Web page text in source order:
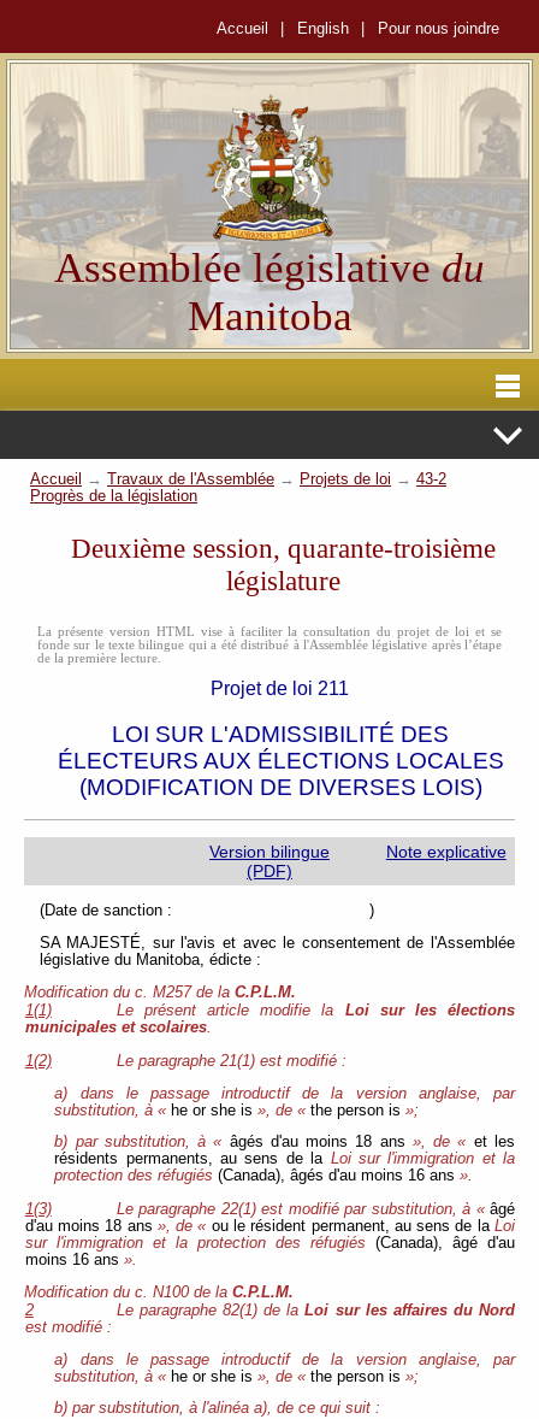
Accueil English Pour nous joindre
Assemblée législativedu
Manitoba
Accueil → Travaux de l'Assemblée → Projets de loi → 43-2
Progrès de la législation
Deuxième session, quarante-troisième
législature
La présente version HTML vise à faciliter la consultation du projet de loi et se
fonde sur le texte bilingue qui a été distribué à l'Assemblée législative après l’étape
de la première lecture.
Projet de loi 211
LOI SUR L'ADMISSIBILITÉ DES
ÉLECTEURS AUX ÉLECTIONS LOCALES
(MODIFICATION DE DIVERSES LOIS)
Version bilingue
(PDF)
Note explicative
(Date de sanction : )
SA MAJESTÉ, sur l'avis et avec le consentement de l'Assemblée
législative du Manitoba, édicte :
Modification du c. M257 de la C.P.L.M.
1(1)
Le présent article modifie la Loi sur les élections
municipales et scolaires.
1(2)
Le paragraphe 21(1) est modifié :
a) dans le passage introductif de la version anglaise, par
substitution, à « he or she is », de «the person is »;
b) par substitution, à « âgés d'au moins 18 ans », de « et les
résidents permanents, au sens de la Loi sur l'immigration et la
protection des réfugiés (Canada), âgés d'au moins 16 ans ».
1(3)
Le paragraphe 22(1) est modifié par substitution, à « âgé
d'au moins 18 ans », de « ou le résident permanent, au sens de laLoi
sur l'immigration et la protection des réfugiés (Canada), âgé d'au
moins 16 ans ».
Modification du c. N100 de la C.P.L.M.
2
Le paragraphe 82(1) de laLoi sur les affaires du Nord
est modifié :
a) dans le passage introductif de la version anglaise, par
substitution, à « he or she is », de «the person is »;
b) par substitution, à l'alinéa a), de ce qui suit :